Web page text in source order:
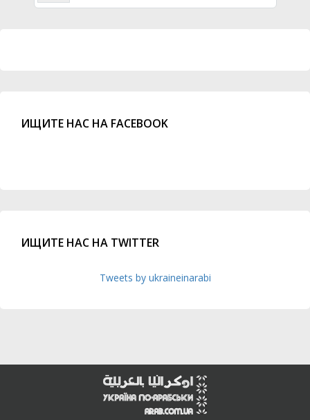
ИЩИТЕ НАС НА FACEBOOK
ИЩИТЕ НАС НА TWITTER
Tweets by ukraineinarabi